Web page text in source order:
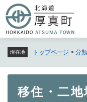
ー
ジ
頭
で
現在地 トップページ > 分
移住・二地